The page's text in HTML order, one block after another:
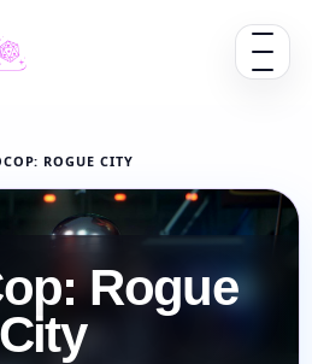
Ouvrir
ROGUE CITY
Rogue
City